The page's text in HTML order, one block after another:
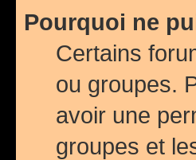
Pourquoi ne
Certains
ou groupes.
avoir une
groupes et